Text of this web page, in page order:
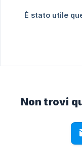
È stato utile
Non trovi